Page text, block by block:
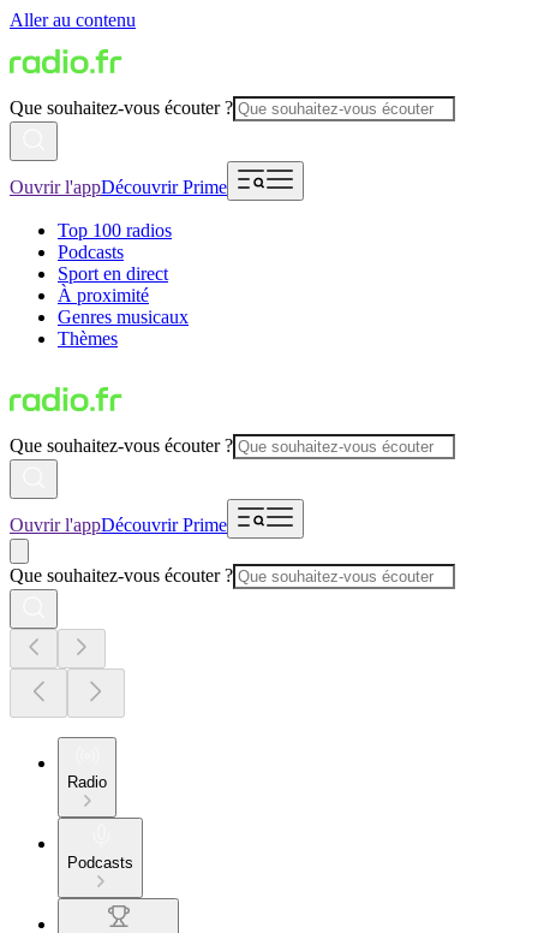
Aller au contenu
Que souhaitez-vous écouter ?
Ouvrir l'appDécouvrir Prime
Top 100 radios
Podcasts
Sport en direct
À proximité
Genres musicaux
Thèmes
Que souhaitez-vous écouter ?
Ouvrir l'appDécouvrir Prime
Que souhaitez-vous écouter ?
Radio
Podcasts